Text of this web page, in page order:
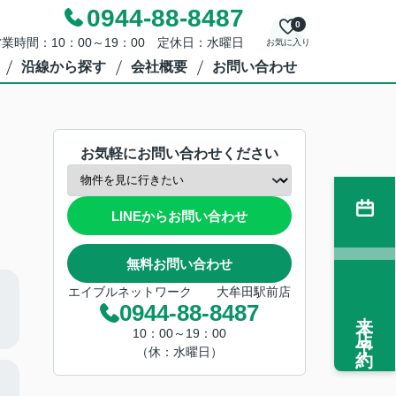
0944-88-8487
時間：10：00～19：00 定休日：水曜日 お気に入り
0
沿線から探す 会社概要 お問い合わせ
お気軽にお問い合わせください
LINEからお問い合わせ
無料お問い合わせ
エイブルネットワーク 大牟田駅前店
0944-88-8487
10：00～19：00
（休：水曜日）
来店予約